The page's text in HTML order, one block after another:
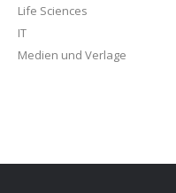
Life Sciences
IT
Medien und Verlage